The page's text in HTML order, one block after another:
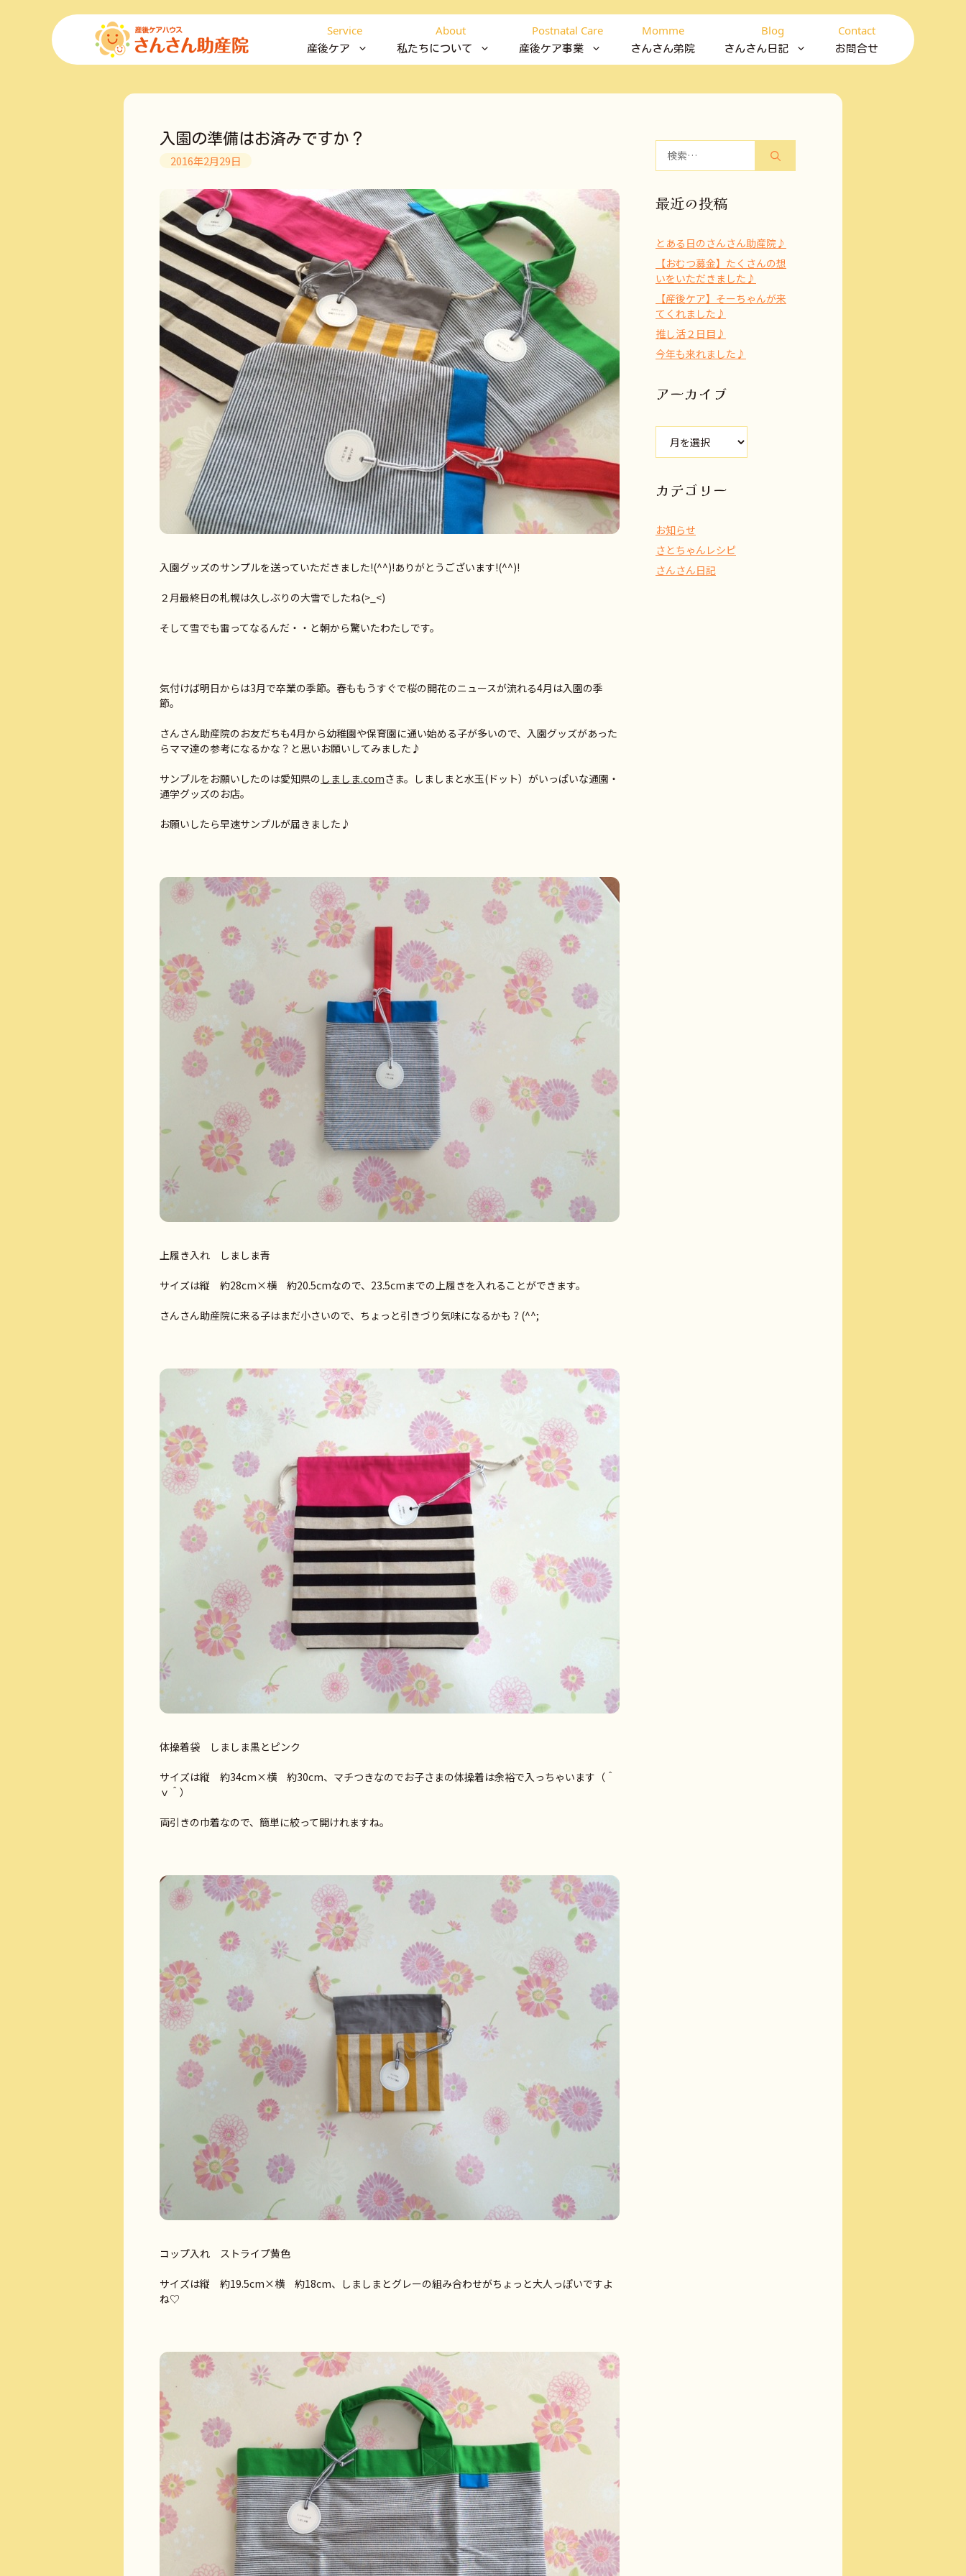
Service
産後ケア
About
私たちについて
Postnatal Care
産後ケア事業
Momme
さんさん弟院
Blog
さんさん日記
Contact
お問合せ
入園の準備はお済みですか？
2016年2月29日
入園グッズのサンプルを送っていただきました!(^^)!ありがとうございます!(^^)!
２月最終日の札幌は久しぶりの大雪でしたね(>_<)
そして雪でも雷ってなるんだ・・と朝から驚いたわたしです。
気付けば明日からは3月で卒業の季節。春ももうすぐで桜の開花のニュースが流れる4月は入園の季
節。
さんさん助産院のお友だちも4月から幼稚園や保育園に通い始める子が多いので、入園グッズがあった
らママ達の参考になるかな？と思いお願いしてみました♪
サンプルをお願いしたのは愛知県の しましま.comさま。しましまと水玉(ドット）がいっぱいな通園・
通学グッズのお店。
お願いしたら早速サンプルが届きました♪
上履き入れ しましま青
サイズは縦 約28cm×横 約20.5cmなので、23.5cmまでの上履きを入れることができます。
さんさん助産院に来る子はまだ小さいので、ちょっと引きづり気味になるかも？(^^;
体操着袋 しましま黒とピンク
サイズは縦 約34cm×横 約30cm、マチつきなのでお子さまの体操着は余裕で入っちゃいます（＾
ｖ＾）
両引きの巾着なので、簡単に絞って開けれますね。
コップ入れ ストライプ黄色
サイズは縦 約19.5cm×横 約18cm、しましまとグレーの組み合わせがちょっと大人っぽいですよ
ね♡
最近の投稿
とある日のさんさん助産院♪
【おむつ募金】たくさんの想
いをいただきました♪
【産後ケア】そーちゃんが来
てくれました♪
推し活２日目♪
今年も来れました♪
アーカイブ
ブ
カテゴリー
お知らせ
さとちゃんレシピ
さんさん日記